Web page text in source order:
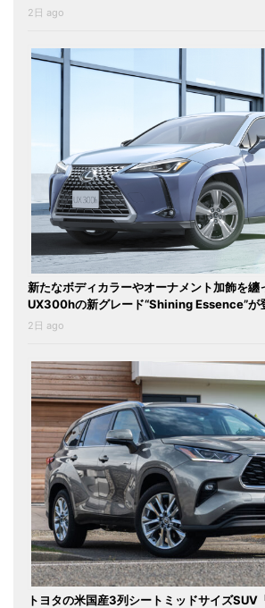
2日 ago
新たなボディカラーやオーナメント加飾を纏
UX300hの新グレード“Shining Essence”が
2日 ago
トヨタの米国産3列シートミッドサイズSUV